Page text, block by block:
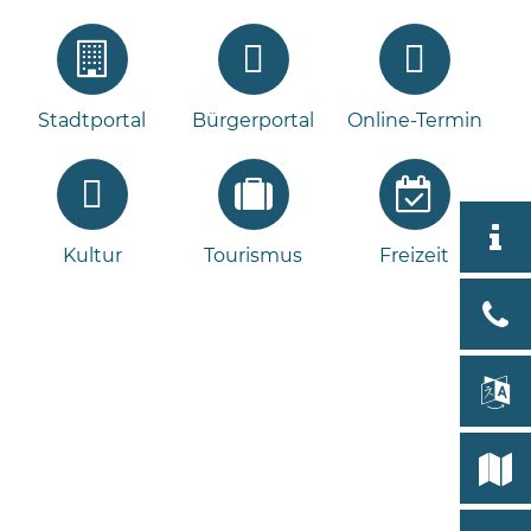
Stadtportal Bürgerportal Online-Termin
Kultur Tourismus Freizeit
Bleeck
19